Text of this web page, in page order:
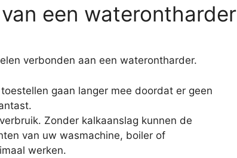
een waterontharder
verbonden aan een waterontharder.
gaan langer mee doordat er geen
Zonder kalkaanslag kunnen de
van uw wasmachine, boiler of
werken.